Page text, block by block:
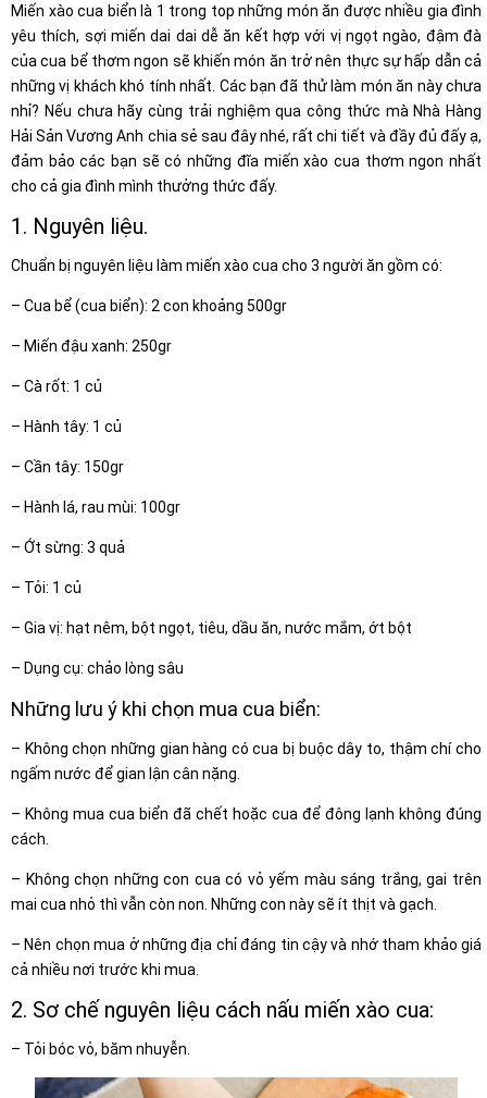
Miến xào cua biển là 1 trong top những món ăn được nhiều gia đình
yêu thích, sợi miến dai dai dễ ăn kết hợp với vị ngọt ngào, đậm đà
của cua bể thơm ngon sẽ khiến món ăn trở nên thực sự hấp dẫn cả
những vị khách khó tính nhất. Các bạn đã thử làm món ăn này chưa
nhỉ? Nếu chưa hãy cùng trải nghiệm qua công thức mà Nhà Hàng
Hải Sản Vương Anh chia sẻ sau đây nhé, rất chi tiết và đầy đủ đấy ạ,
đảm bảo các bạn sẽ có những đĩa miến xào cua thơm ngon nhất
cho cả gia đình mình thưởng thức đấy.
1. Nguyên liệu.
Chuẩn bị nguyên liệu làm miến xào cua cho 3 người ăn gồm có:
– Cua bể (cua biển): 2 con khoảng 500gr
– Miến đậu xanh: 250gr
– Cà rốt: 1 củ
– Hành tây: 1 củ
– Cần tây: 150gr
– Hành lá, rau mùi: 100gr
– Ớt sừng: 3 quả
– Tỏi: 1 củ
– Gia vị: hạt nêm, bột ngọt, tiêu, dầu ăn, nước mắm, ớt bột
– Dụng cụ: chảo lòng sâu
Những lưu ý khi chọn mua cua biển:
– Không chọn những gian hàng có cua bị buộc dây to, thậm chí cho
ngấm nước để gian lận cân nặng.
– Không mua cua biển đã chết hoặc cua để đông lạnh không đúng
cách.
– Không chọn những con cua có vỏ yếm màu sáng trắng, gai trên
mai cua nhỏ thì vẫn còn non. Những con này sẽ ít thịt và gạch.
– Nên chọn mua ở những địa chỉ đáng tin cậy và nhớ tham khảo giá
cả nhiều nơi trước khi mua.
2. Sơ chế nguyên liệu cách nấu miến xào cua:
– Tỏi bóc vỏ, băm nhuyễn.